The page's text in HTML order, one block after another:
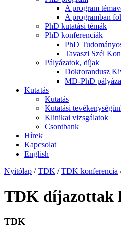
A program
A programban
PhD kutatási témák
PhD konferenciák
PhD
Tavaszi Szél
Pályázatok, díjak
Doktorandusz
MD-PhD
Kutatás
Kutatás
Kutatási
Klinikai vizsgálatok
Csontbank
Hírek
Kapcsolat
English
Nyitólap / TDK / TDK konferencia
TDK díjazottak
TDK